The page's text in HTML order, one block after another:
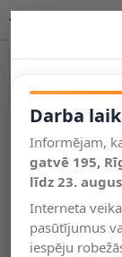
Salīdzināt
Darba
Informējam,
gatvē 195,
līdz 23.
Interneta
pasūtījumus
iespēju